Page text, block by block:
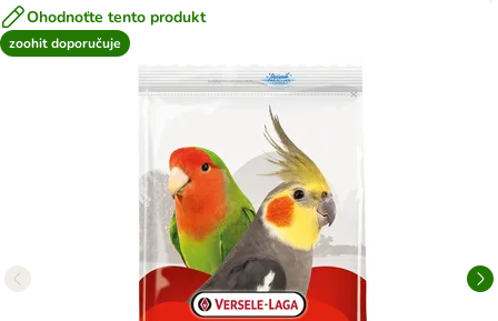
Ohodnoťte tento produkt
zoohit doporučuje